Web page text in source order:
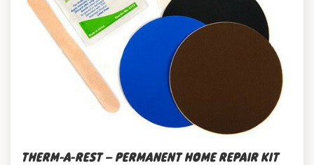
THERM-A-REST – PERMANENT HOME REPAIR KIT